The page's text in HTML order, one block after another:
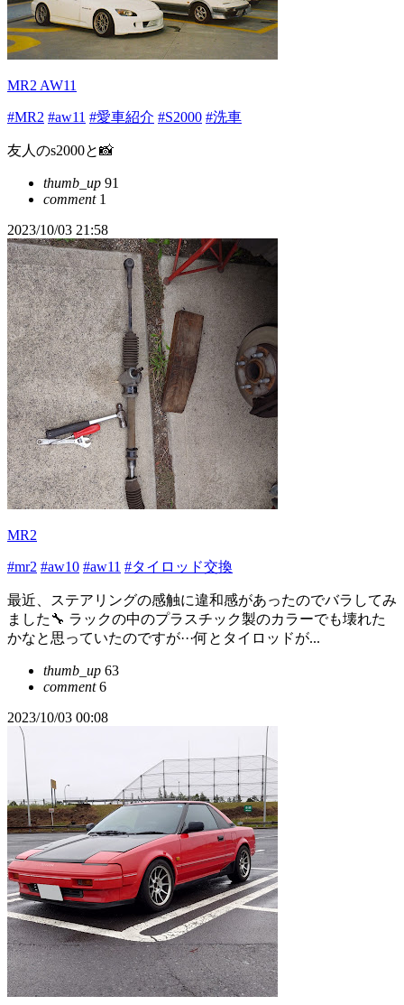
MR2 AW11
#MR2 #aw11 #愛車紹介 #S2000 #洗車
友人のs2000と📸
thumb_up 91
comment1
2023/10/03 21:58
MR2
#mr2 #aw10 #aw11 #タイロッド交換
最近、ステアリングの感触に違和感があったのでバラしてみ
ました🔧 ラックの中のプラスチック製のカラーでも壊れた
かなと思っていたのですが···何とタイロッドが...
thumb_up 63
comment6
2023/10/03 00:08